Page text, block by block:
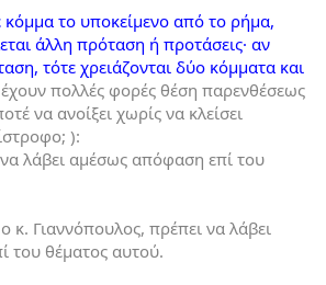
κόμμα το υποκείμενο από το ρήμα,
άλλη πρόταση ή προτάσεις· αν
τότε χρειάζονται δύο κόμματα και
πολλές φορές θέση παρενθέσεως
να ανοίξει χωρίς να κλείσει
):
λάβει αμέσως απόφαση επί του
κ. Γιαννόπουλος, πρέπει να λάβει
του θέματος αυτού.